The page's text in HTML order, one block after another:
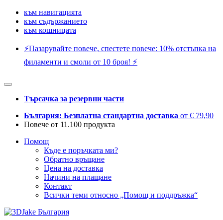
към навигацията
към съдържанието
към кошницата
⚡️Пазарувайте повече, спестете повече: 10% отстъпка на
филаменти и смоли от 10 броя! ⚡️
Търсачка за резервни части
България: Безплатна стандартна доставка от € 79,90
Повече от 11.100 продукта
Помощ
Къде е поръчката ми?
Обратно връщане
Цена на доставка
Начини на плащане
Контакт
Всички теми относно „Помощ и поддръжка“